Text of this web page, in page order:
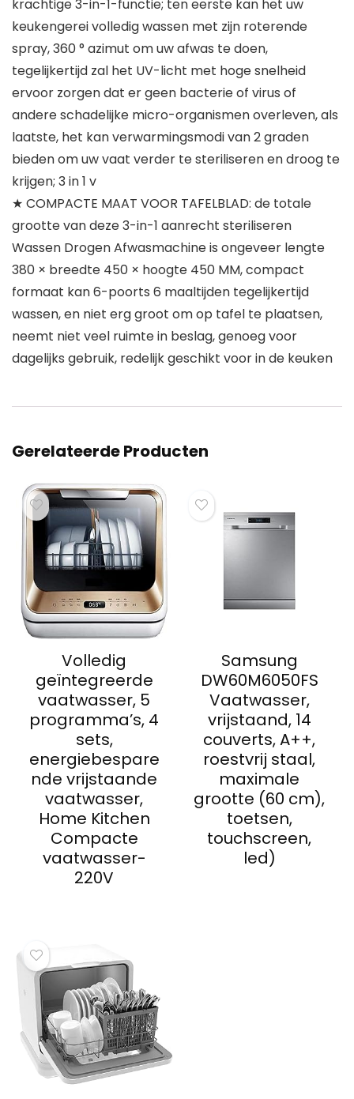
krachtige 3-in-1-functie; ten eerste kan het uw
keukengerei volledig wassen met zijn roterende
spray, 360 ° azimut om uw afwas te doen,
tegelijkertijd zal het UV-licht met hoge snelheid
ervoor zorgen dat er geen bacterie of virus of
andere schadelijke micro-organismen overleven, als
laatste, het kan verwarmingsmodi van 2 graden
bieden om uw vaat verder te steriliseren en droog te
krijgen; 3 in 1 v
★ COMPACTE MAAT VOOR TAFELBLAD: de totale
grootte van deze 3-in-1 aanrecht steriliseren
Wassen Drogen Afwasmachine is ongeveer lengte
380 × breedte 450 × hoogte 450 MM, compact
formaat kan 6-poorts 6 maaltijden tegelijkertijd
wassen, en niet erg groot om op tafel te plaatsen,
neemt niet veel ruimte in beslag, genoeg voor
dagelijks gebruik, redelijk geschikt voor in de keuken
Gerelateerde Producten
Volledig
geïntegreerde
vaatwasser, 5
programma’s, 4
sets,
energiebespare
nde vrijstaande
vaatwasser,
Home Kitchen
Compacte
vaatwasser-
220V
Samsung
DW60M6050FS
Vaatwasser,
vrijstaand, 14
couverts, A++,
roestvrij staal,
maximale
grootte (60 cm),
toetsen,
touchscreen,
led)